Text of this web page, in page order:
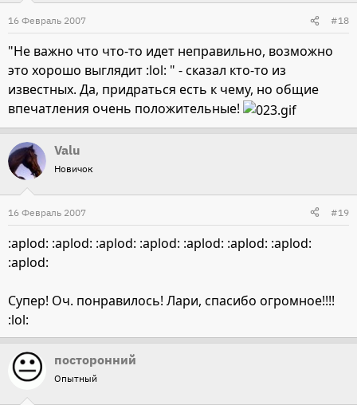
16 Февраль 2007 #18
"Не важно что что-то идет неправильно, возможно
это хорошо выглядит :lol: " - сказал кто-то из
известных. Да, придраться есть к чему, но общие
впечатления очень положительные!
Valu
Новичок
16 Февраль 2007 #19
:aplod: :aplod: :aplod: :aplod: :aplod: :aplod: :aplod:
:aplod:
Супер! Оч. понравилось! Лари, спасибо огромное!!!!
:lol:
посторонний
Опытный